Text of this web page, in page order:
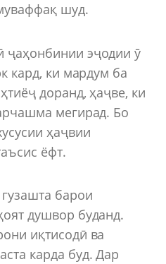
шуд.
эҷодии ӯ
кард, ки мардум ба
доранд, ҳаҷве, ки
мегирад. Бо
ҳаҷвии
ёфт.
барои
душвор буданд.
иқтисодӣ ва
карда буд. Дар